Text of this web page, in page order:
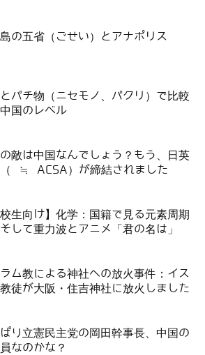
の五省（ごせい）とアナポリス
パチ物（ニセモノ、パクリ）で比較
国のレベル
敵は中国なんでしょう？もう、日英
（ ≒ ACSA）が締結されました
校生向け】化学：国籍で見る元素周期
して重力波とアニメ「君の名は」
ム教による神社への放火事件：イス
徒が大阪・住吉神社に放火しました
り立憲民主党の岡田幹事長、中国の
なのかな？